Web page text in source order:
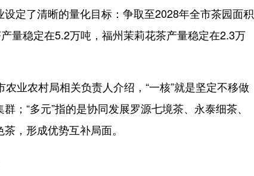
了清晰的量化目标：争取至2028年全市茶园面积
量稳定在5.2万吨，福州茉莉花茶产量稳定在2.3万
业农村局相关负责人介绍，“一核”就是坚定不移做
；“多元”指的是协同发展罗源七境茶、永泰细茶、
，形成优势互补局面。